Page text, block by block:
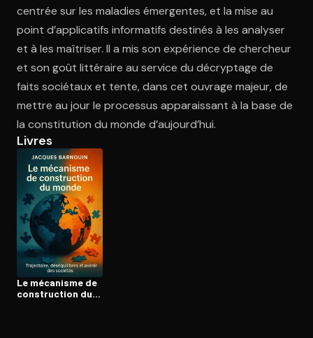
Ouvre l'app Appareil photo, pointe sur le code. C'est gratuit à
centrée sur les maladies émergentes, et la mise au
point d’applicatifs informatifs destinés à les analyser
et à les maîtriser. Il a mis son expérience de chercheur
et son goût littéraire au service du décryptage de
faits sociétaux et tente, dans cet ouvrage majeur, de
mettre au jour le processus apparaissant à la base de
la constitution du monde d’aujourd’hui.
Livres
Le mécanisme de
construc­tion du